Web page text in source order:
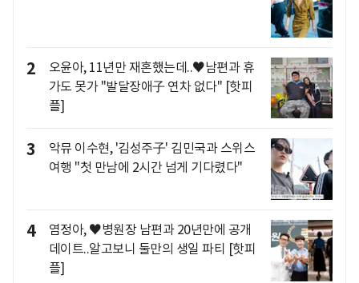
2
오윤아, 11년만 재혼했는데..♥남편과 휴
가도 못가 "발달장애子 연차 없다" [핫피
플]
3
악뮤 이수현, '김성주子' 김민국과 스위스
여행 "첫 만남에 2시간 넘게 기다렸다"
4
염정아, ♥병원장 남편과 20년만에 공개
데이트..알고보니 둘만의 생일 파티 [핫피
플]